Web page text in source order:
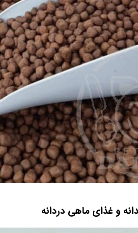
و غذای ماهی دردانه